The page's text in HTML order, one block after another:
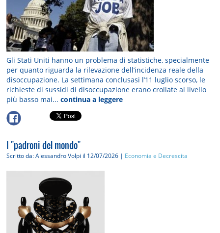
Gli Stati Uniti hanno un problema di statistiche, specialmente
per quanto riguarda la rilevazione dell’incidenza reale della
disoccupazione. La settimana conclusasi l’11 luglio scorso, le
richieste di sussidi di disoccupazione erano crollate al livello
più basso mai...continua a leggere
I "padroni del mondo"
Scritto da: Alessandro Volpi il 12/07/2026 | Economia e Decrescita